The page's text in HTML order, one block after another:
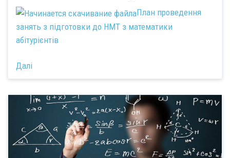
План проведення
занять з підготовки до НМТ з математики
абітурієнтів
Далі